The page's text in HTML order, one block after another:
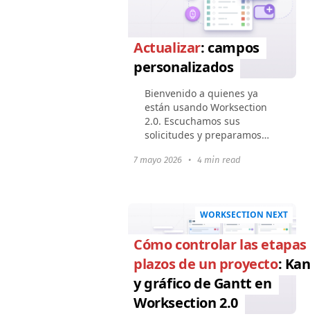
Actualizar: campos
personalizados
Bienvenido a quienes ya
están usando Worksection
2.0. Escuchamos sus
solicitudes y preparamos
mejorar la flexibilidad de los
7 mayo 2026 • 4 min read
WORKSECTION NEXT
Cómo controlar las etapas
plazos de un proyecto:
y gráfico de Gantt en
Worksection 2.0